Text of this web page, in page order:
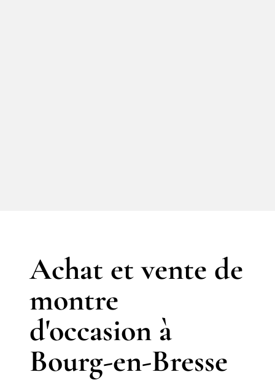
Achat et vente de
montre
d'occasion à
Bourg-en-Bresse